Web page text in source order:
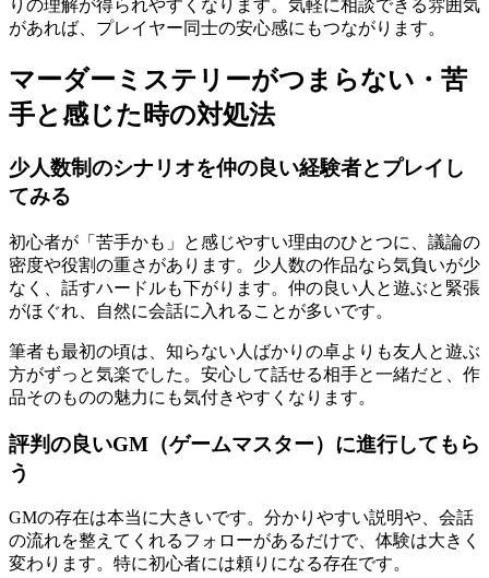
りの理解が得られやすくなります。気軽に相談できる雰囲気
があれば、プレイヤー同士の安心感にもつながります。
マーダーミステリーがつまらない・苦
手と感じた時の対処法
少人数制のシナリオを仲の良い経験者とプレイし
てみる
初心者が「苦手かも」と感じやすい理由のひとつに、議論の
密度や役割の重さがあります。少人数の作品なら気負いが少
なく、話すハードルも下がります。仲の良い人と遊ぶと緊張
がほぐれ、自然に会話に入れることが多いです。
筆者も最初の頃は、知らない人ばかりの卓よりも友人と遊ぶ
方がずっと気楽でした。安心して話せる相手と一緒だと、作
品そのものの魅力にも気付きやすくなります。
評判の良いGM（ゲームマスター）に進行してもら
う
GMの存在は本当に大きいです。分かりやすい説明や、会話
の流れを整えてくれるフォローがあるだけで、体験は大きく
変わります。特に初心者には頼りになる存在です。